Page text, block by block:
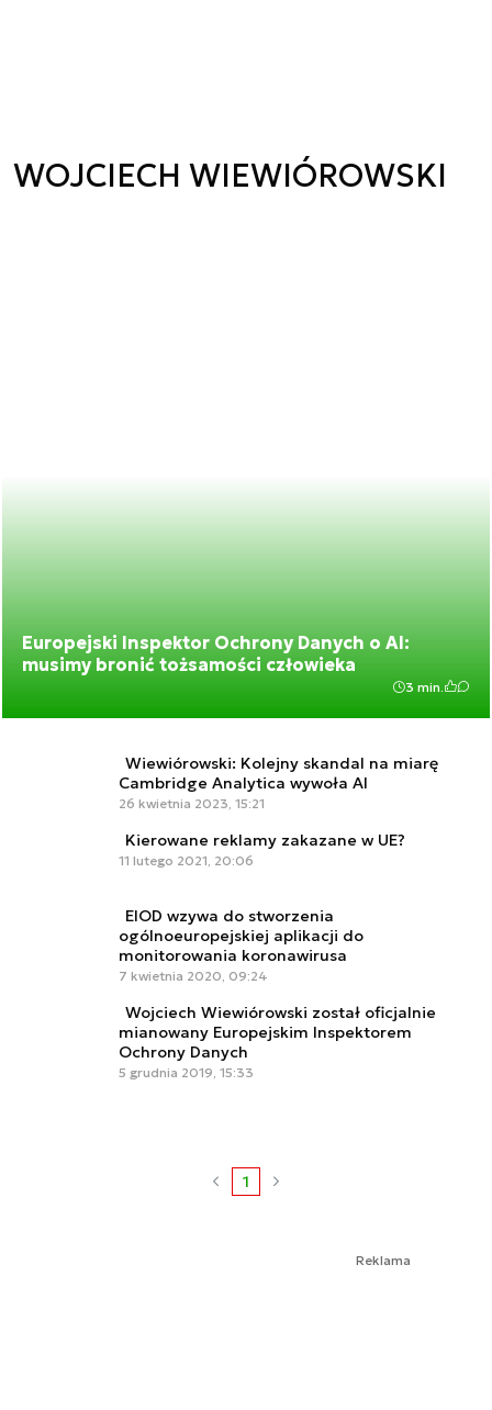
WOJCIECH WIEWIÓROWSKI
Europejski Inspektor Ochrony Danych o AI:
musimy bronić tożsamości człowieka
3 min.
Wiewiórowski: Kolejny skandal na miarę
Cambridge Analytica wywoła AI
26 kwietnia 2023, 15:21
Kierowane reklamy zakazane w UE?
11 lutego 2021, 20:06
EIOD wzywa do stworzenia
ogólnoeuropejskiej aplikacji do
monitorowania koronawirusa
7 kwietnia 2020, 09:24
Wojciech Wiewiórowski został oficjalnie
mianowany Europejskim Inspektorem
Ochrony Danych
5 grudnia 2019, 15:33
1
Reklama